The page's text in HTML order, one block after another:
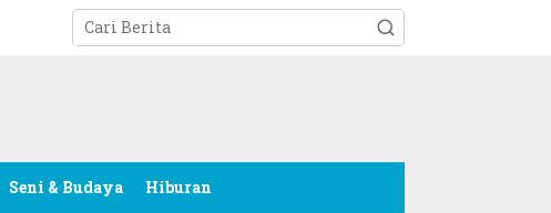
Seni & Budaya Hiburan